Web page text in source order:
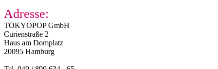
Adresse:
TOKYOPOP GmbH
Curienstraße 2
Haus am Domplatz
20095 Hamburg